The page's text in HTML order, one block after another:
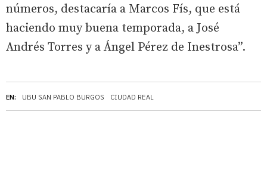
EN: UBU SAN PABLO BURGOS CIUDAD REAL
números, destacaría a Marcos Fís, que está
haciendo muy buena temporada, a José
Andrés Torres y a Ángel Pérez de Inestrosa”.